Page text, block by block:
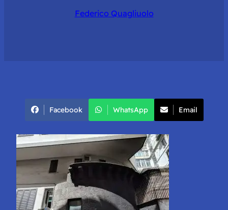
Federico Quagliuolo
Facebook WhatsApp Email